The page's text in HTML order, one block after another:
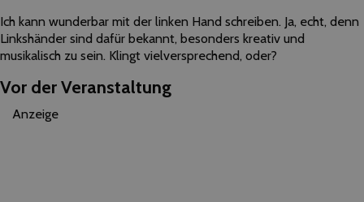
Ich kann wunderbar mit der linken Hand schreiben. Ja, echt, denn
Linkshänder sind dafür bekannt, besonders kreativ und
musikalisch zu sein. Klingt vielversprechend, oder?
Vor der Veranstaltung
Anzeige